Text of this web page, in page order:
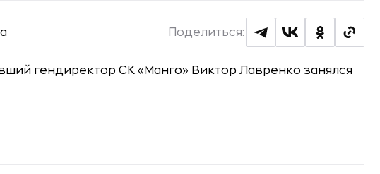
Поделиться: